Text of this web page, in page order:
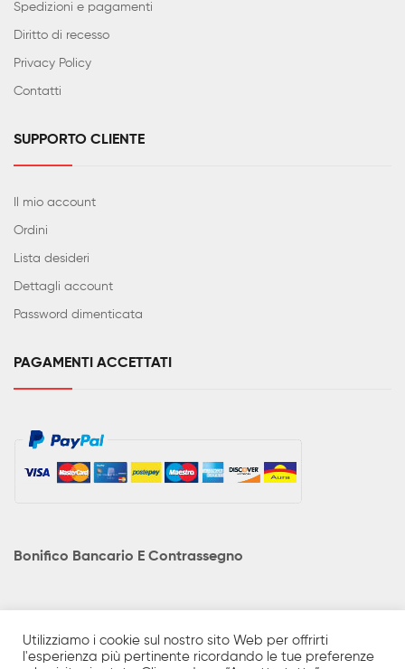
Spedizioni e pagamenti
Diritto di recesso
Privacy Policy
Contatti
SUPPORTO CLIENTE
Il mio account
Ordini
Lista desideri
Dettagli account
Password dimenticata
PAGAMENTI ACCETTATI
Bonifico Bancario E Contrassegno
I prodotti in catalogo sono solo una minima parte di quanto
Utilizziamo i cookie sul nostro sito Web per offrirti
l'esperienza più pertinente ricordando le tue preferenze